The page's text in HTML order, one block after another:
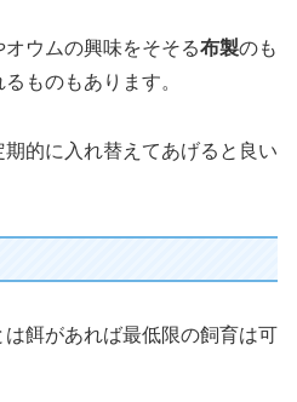
ウムの興味をそそる布製のも
ものもあります。
的に入れ替えてあげると良い
餌があれば最低限の飼育は可